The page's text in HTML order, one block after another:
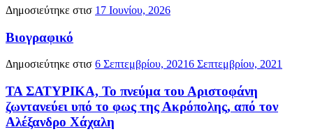
Δημοσιεύτηκε στισ 17 Ιουνίου, 2026
Βιογραφικό
Δημοσιεύτηκε στισ 6 Σεπτεμβρίου, 20216 Σεπτεμβρίου, 2021
ΤΑ ΣΑΤΥΡΙΚΑ, Το πνεύμα του Αριστοφάνη
ζωντανεύει υπό το φως της Ακρόπολης, από τον
Αλέξανδρο Χάχαλη